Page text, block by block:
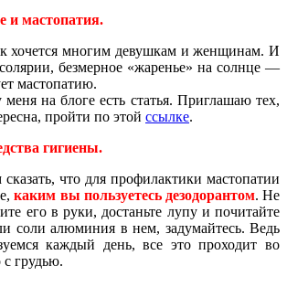
и мастопатия.
хочется многим девушкам и женщинам. И
безмерное «жаренье» на солнце —
мастопатию.
на блоге есть статья. Приглашаю тех,
пройти по этой ссылке.
гигиены.
что для профилактики мастопатии
каким вы пользуетесь дезодорантом. Не
его в руки, достаньте лупу и почитайте
соли алюминия в нем, задумайтесь. Ведь
каждый день, все это проходит во
с грудью.